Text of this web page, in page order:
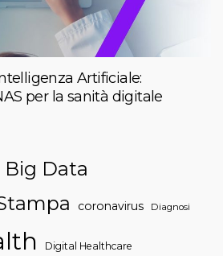
Artificiale:
per la sanità digitale
Big Data
coronavirus Diagnosi
Digital Healthcare